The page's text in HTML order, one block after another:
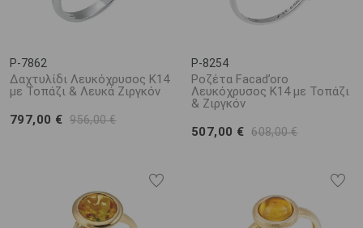
P-7862
Δαχτυλίδι Λευκόχρυσος Κ14
με Τοπάζι & Λευκά Ζιργκόν
797,00 € 956,00 €
P-8254
Ροζέτα Facad’oro
Λευκόχρυσος Κ14 με Τοπάζι
& Ζιργκόν
507,00 € 608,00 €